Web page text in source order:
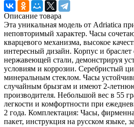
Описание товара
Эта уникальная модель от Adriatica
неповторимый характер. Часы
кварцевого механизма, высокое
интересный дизайн. Корпус и браслет
нержавеющей стали, демонстрируя
условиям и коррозии. Серебристый
минеральным стеклом. Часы
случайным брызгам и имеют 2-
производителя. Небольшой вес в 55
легкости и комфортности при
2 года. Комплектация: Часы,
пакет, инструкция на русском языке,